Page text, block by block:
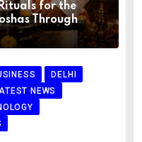
for the
Through
DELHI
NEWS